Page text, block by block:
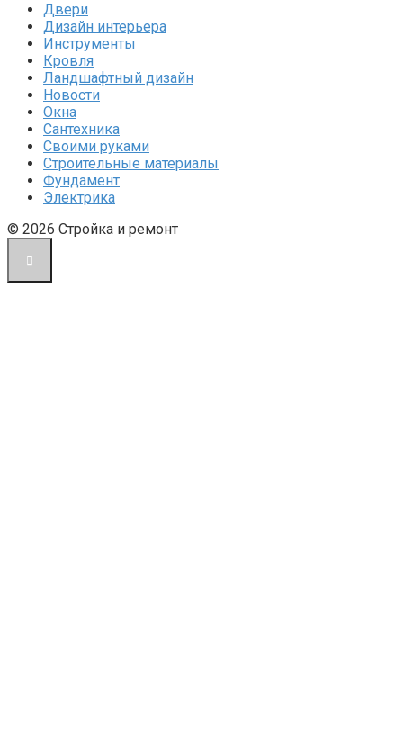
Двери
Дизайн интерьера
Инструменты
Кровля
Ландшафтный дизайн
Новости
Окна
Сантехника
Своими руками
Строительные материалы
Фундамент
Электрика
© 2026 Стройка и ремонт